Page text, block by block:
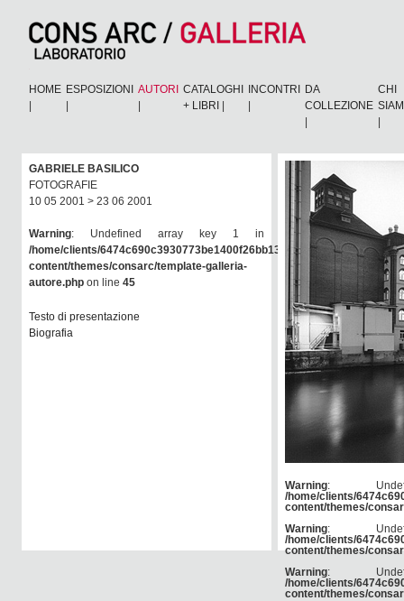
HOME ESPOSIZIONI
AUTORI
CATALOGHI
+ LIBRI
INCONTRI
DA
COLLEZIONE
CHI
GABRIELE BASILICO
FOTOGRAFIE
10 05 2001 > 23 06 2001
Warning: Undefined array key 1 in
/home/clients/6474c690c3930773be1400f26bb138e6/consarc/wp-
content/themes/consarc/template-galleria-
autore.php on line 45
Testo di presentazione
Biografia
Warning:
/home/clients/
content/themes/
Warning:
/home/clients/
content/themes/
Warning:
/home/clients/
content/themes/